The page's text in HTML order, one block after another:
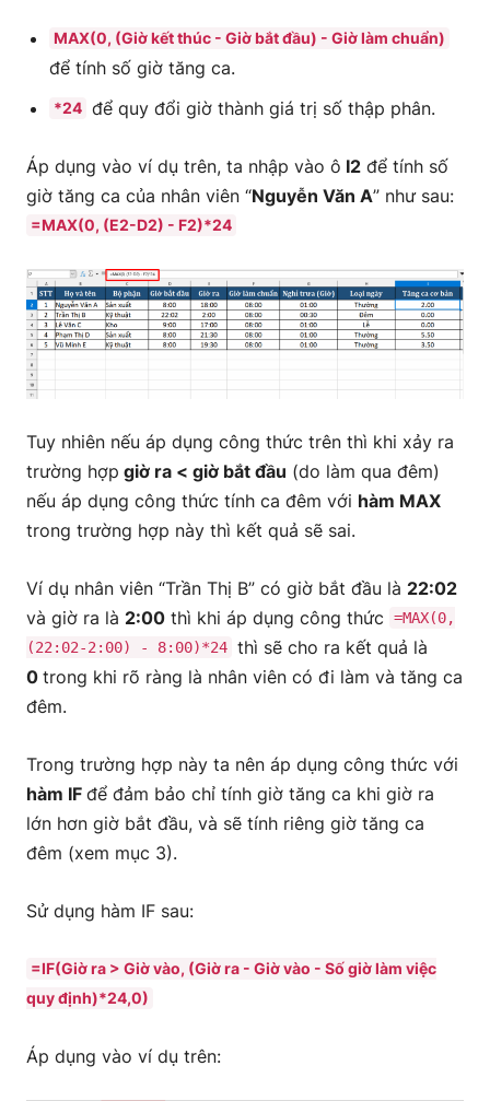
MAX(0, (Giờ kết thúc - Giờ bắt đầu) - Giờ làm chuẩn)
để tính số giờ tăng ca.
*24 để quy đổi giờ thành giá trị số thập phân.
Áp dụng vào ví dụ trên, ta nhập vào ô I2 để tính số
giờ tăng ca của nhân viên “Nguyễn Văn A” như sau:
=MAX(0, (E2-D2) - F2)*24
Tuy nhiên nếu áp dụng công thức trên thì khi xảy ra
trường hợp giờ ra < giờ bắt đầu (do làm qua đêm)
nếu áp dụng công thức tính ca đêm với hàm MAX
trong trường hợp này thì kết quả sẽ sai.
Ví dụ nhân viên “Trần Thị B” có giờ bắt đầu là 22:02
và giờ ra là 2:00 thì khi áp dụng công thức
=MAX(0,
(22:02-2:00) - 8:00)*24 thì sẽ cho ra kết quả là
0 trong khi rõ ràng là nhân viên có đi làm và tăng ca
đêm.
Trong trường hợp này ta nên áp dụng công thức với
hàm IF để đảm bảo chỉ tính giờ tăng ca khi giờ ra
lớn hơn giờ bắt đầu, và sẽ tính riêng giờ tăng ca
đêm (xem mục 3).
Sử dụng hàm IF sau:
=IF(Giờ ra > Giờ vào, (Giờ ra - Giờ vào - Số giờ làm việc
quy định)*24,0)
Áp dụng vào ví dụ trên: